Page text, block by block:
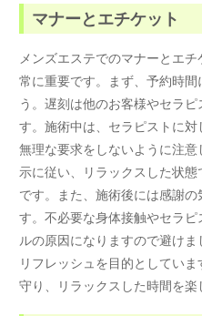
マナーとエチケット
メンズエステでのマナーとエ
常に重要です。まず、予約時
う。遅刻は他のお客様やセラ
す。施術中は、セラピストに対
無理な要求をしないように注
示に従い、リラックスした状
です。また、施術後には感謝
す。不必要な身体接触やセラ
ルの原因になりますので避け
リフレッシュを目的としてい
守り、リラックスした時間を楽